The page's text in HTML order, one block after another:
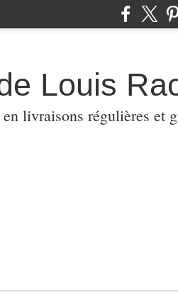
Louis
livraisons régulières et